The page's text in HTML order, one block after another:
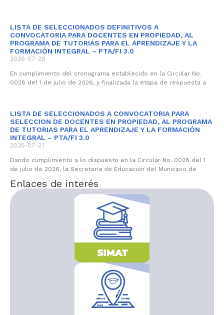
LISTA DE SELECCIONADOS DEFINITIVOS A
CONVOCATORIA PARA DOCENTES EN PROPIEDAD, AL
PROGRAMA DE TUTORIAS PARA EL APRENDIZAJE Y LA
FORMACIÓN INTEGRAL – PTA/FI 3.0
2026-07-29
En cumplimiento del cronograma establecido en la Circular No.
0028 del 1 de julio de 2026, y finalizada la etapa de respuesta a
LISTA DE SELECCIONADOS A CONVOCATORIA PARA
SELECCION DE DOCENTES EN PROPIEDAD, AL PROGRAMA
DE TUTORIAS PARA EL APRENDIZAJE Y LA FORMACIÓN
INTEGRAL – PTA/FI 3.0
2026-07-21
Dando cumplimiento a lo dispuesto en la Circular No. 0028 del 1
de julio de 2026, la Secretaría de Educación del Municipio de
Enlaces de interés